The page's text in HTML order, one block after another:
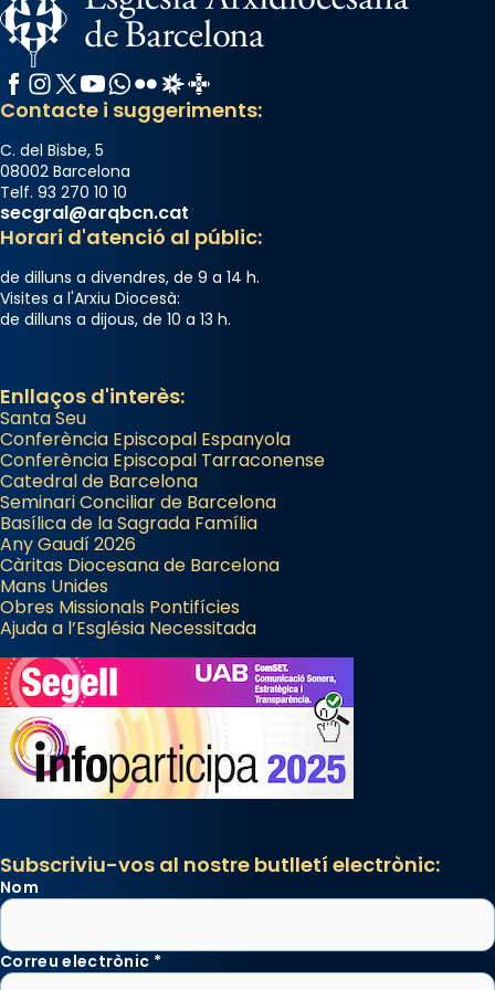
italianitzant; s’interpreta per privilegi
pontifici, amb orquestra i cor, i té una
duració aproximada de tres hores. Després,
processó (recuperada el 1972) al voltant
del temple amb les relíquies de les santes.
Des de 1985 hi participa també un grup de
diablesses amb música i ball propis. Festa
gran a Mataró.
Santes a Mataró»🥵.
Photo
Facebook
Instagram
X / Twitter
YouTube
WhatsApp
FlickrRadio Estel
Catalunya Cristiana
Contacte i suggeriments:
C. del Bisbe, 5
08002 Barcelona
Telf. 93 270 10 10
secgral@arqbcn.cat
Horari d'atenció al públic:
de dilluns a divendres, de 9 a 14 h.
Visites a l'Arxiu Diocesà:
de dilluns a dijous, de 10 a 13 h.
Enllaços d'interès:
Santa Seu
Conferència Episcopal Espanyola
Conferència Episcopal Tarraconense
Catedral de Barcelona
Seminari Conciliar de Barcelona
Basílica de la Sagrada Família
Any Gaudí 2026
Càritas Diocesana de Barcelona
Mans Unides
Obres Missionals Pontifícies
Ajuda a l’Església Necessitada
Subscriviu-vos al nostre butlletí electrònic:
Nom
Correu electrònic *